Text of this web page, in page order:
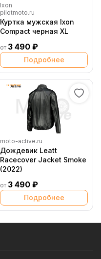
Ixon
pilotmoto.ru
Куртка мужская Ixon
Compact черная XL
от 3 490 ₽
Подробнее
moto-active.ru
Дождевик Leatt
Racecover Jacket Smoke
(2022)
от 3 490 ₽
Подробнее